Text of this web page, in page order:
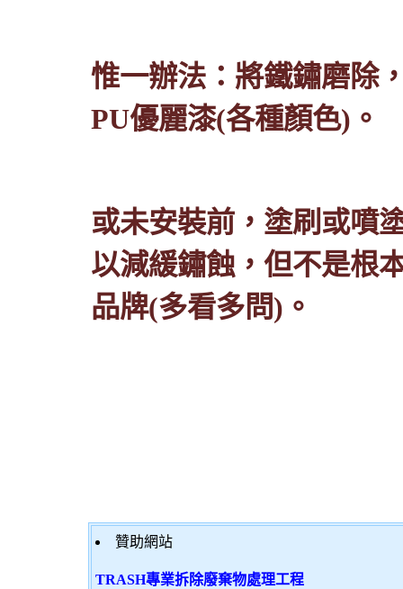
惟一辦法：將鐵鏽磨除
PU優麗漆(各種顏色) 。
或未安裝前，塗刷或噴
以減緩鏽蝕，但不是根
品牌(多看多問) 。
贊助網站
TRASH專業拆除廢棄物處理工程